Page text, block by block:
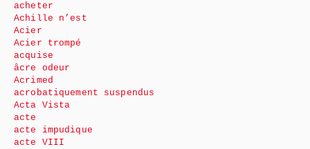
acheter
Achille n’est
Acier
Acier trompé
acquise
âcre odeur
Acrimed
acrobatiquement suspendus
Acta Vista
acte
acte impudique
acte VIII